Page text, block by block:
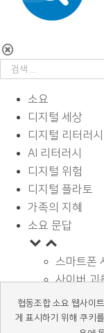
소요
디지털 세상
디지털 리터러시
AI 리터러시
디지털 위험
디지털 플라토
가족의 지혜
소요 문답
스마트폰
사이버 괴
페이스북
디지털과
협동조합 소요 웹사이
게 표시하기 위해 쿠키